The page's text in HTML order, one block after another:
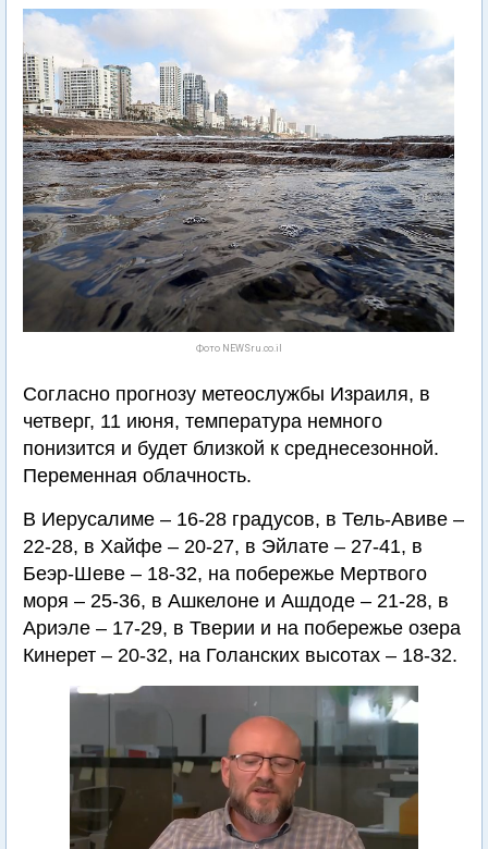
Фото NEWSru.co.il
Согласно прогнозу метеослужбы Израиля, в
четверг, 11 июня, температура немного
понизится и будет близкой к среднесезонной.
Переменная облачность.
В Иерусалиме – 16-28 градусов, в Тель-Авиве –
22-28, в Хайфе – 20-27, в Эйлате – 27-41, в
Беэр-Шеве – 18-32, на побережье Мертвого
моря – 25-36, в Ашкелоне и Ашдоде – 21-28, в
Ариэле – 17-29, в Тверии и на побережье озера
Кинерет – 20-32, на Голанских высотах – 18-32.